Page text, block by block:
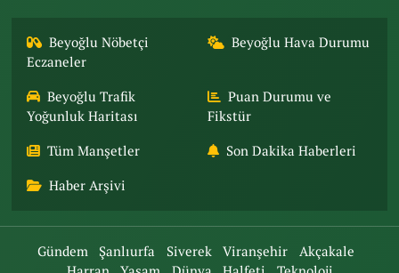
Beyoğlu Nöbetçi
Eczaneler
Beyoğlu Hava Durumu
Beyoğlu Trafik
Yoğunluk Haritası
Puan Durumu ve
Fikstür
Tüm Manşetler Son Dakika Haberleri
Haber Arşivi
Gündem Şanlıurfa Siverek Viranşehir
Akçakale